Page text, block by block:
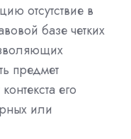
отсутствие в
базе четких
предмет
его
или